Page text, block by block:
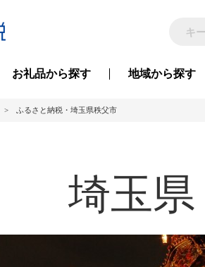
お礼品から探す 地域から探す
ふるさと納税・埼玉県秩父市
埼玉県